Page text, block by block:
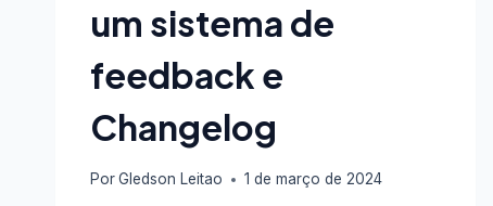
um sistema de
feedback e
Changelog
PorGledson Leitao 1 de março de 2024